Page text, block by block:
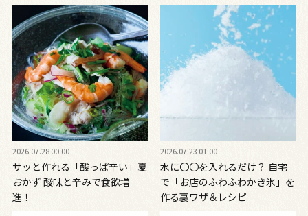
2026.07.28 00:00
サッと作れる「酸っぱ辛い」夏
おかず 酸味と辛みで食欲増
進！
2026.07.23 01:00
水に〇〇を入れるだけ？ 自宅
で「お店のふわふわかき氷」を
作る裏ワザ＆レシピ